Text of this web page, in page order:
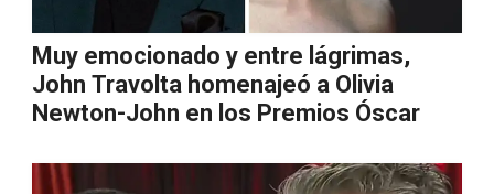
Muy emocionado y entre lágrimas,
John Travolta homenajeó a Olivia
Newton-John en los Premios Óscar